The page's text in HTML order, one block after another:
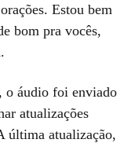
Estou bem
bom pra vocês,
o áudio foi enviado
atualizações
última atualização,